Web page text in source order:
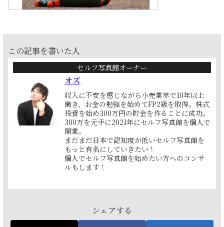
この記事を書いた人
セルフ写真館オーナー
オズ
収入に不安を感じながら小売業界で10年以上
働き、お金の勉強を始めてFP2級を取得。株式
投資を始め300万円の貯金を作ることに成功。
300万を元手に2021年にセルフ写真館を個人で
開業。
まだまだ日本で認知度が低いセルフ写真館を
もっと有名にしていきたい！
個人でセルフ写真館を始めたい方へのコンサ
ルもします！
シェアする